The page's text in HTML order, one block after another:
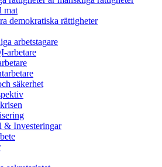
mat
demokratiska rättigheter
arbetstagare
arbetare
säkerhet
& Investeringar